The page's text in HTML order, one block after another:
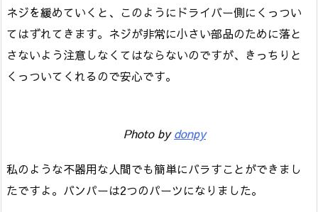
ネジを緩めていくと、このようにドライバー側にくっつい
てはずれてきます。ネジが非常に小さい部品のために落と
さないよう注意しなくてはならないのですが、きっちりと
くっついてくれるので安心です。
Photo bydonpy
私のような不器用な人間でも簡単にバラすことができまし
たですよ。バンパーは2つのパーツになりました。